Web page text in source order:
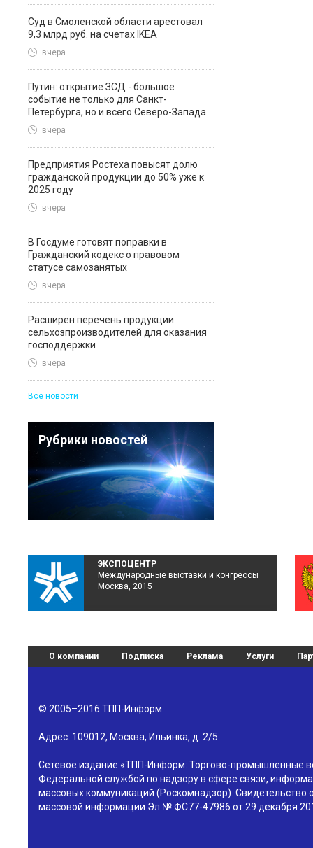
Суд в Смоленской области арестовал
9,3 млрд руб. на счетах IKEA
вчера
Путин: открытие ЗСД - большое
событие не только для Санкт-
Петербурга, но и всего Северо-Запада
вчера
Предприятия Ростеха повысят долю
гражданской продукции до 50% уже к
2025 году
вчера
В Госдуме готовят поправки в
Гражданский кодекс о правовом
статусе самозанятых
вчера
Расширен перечень продукции
сельхозпроизводителей для оказания
господдержки
вчера
Все новости
Рубрики новостей
ЭКСПОЦЕНТР
Международные выставки и конгрессы
Москва, 2015
О компании Подписка Реклама Услуги
© 2005–2016 ТПП-Информ
Адрес: 109012, Москва, Ильинка, д. 2/5
Сетевое издание «ТПП-Информ: Торгово-промышленные
Федеральной службой по надзору в сфере связи,
массовых коммуникаций (Роскомнадзор). Свидетельство
массовой информации Эл № ФС77-47986 от 29 декабря